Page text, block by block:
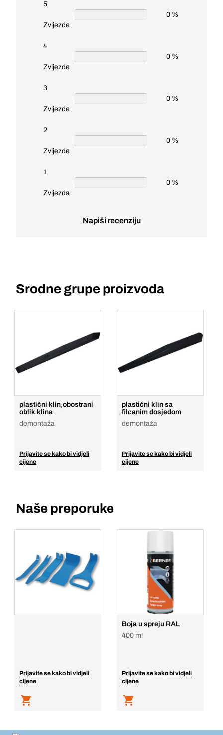
5
Zvijezde
0 %
4
Zvijezde
0 %
3
Zvijezde
0 %
2
Zvijezde
0 %
1
Zvijezda
0 %
Napiši recenziju
Srodne grupe proizvoda
plastični klin,obostrani
oblik klina
demontaža
Prijavite se kako bi vidjeli
cijene
plastični klin sa
filcanim dosjedom
demontaža
Prijavite se kako bi vidjeli
cijene
Naše preporuke
Prijavite se kako bi vidjeli
cijene
Boja u spreju RAL
400 ml
Prijavite se kako bi vidjeli
cijene